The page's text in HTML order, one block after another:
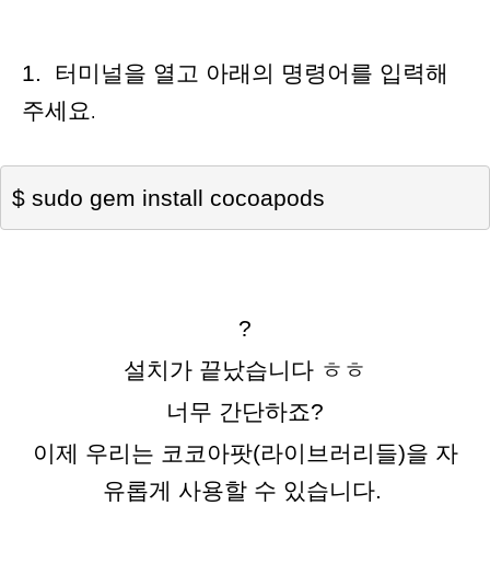
1. 터미 널을 열고 아래의 명령어를 입력해
주세요 .
$ sudo gem install cocoapods
?
설치가 끝났습니다 ㅎㅎ
너무 간단하죠?
이제 우리는 코코아팟(라이브러리들)을 자
유롭게 사용할 수 있습니다.